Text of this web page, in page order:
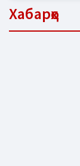
Хабарҳо